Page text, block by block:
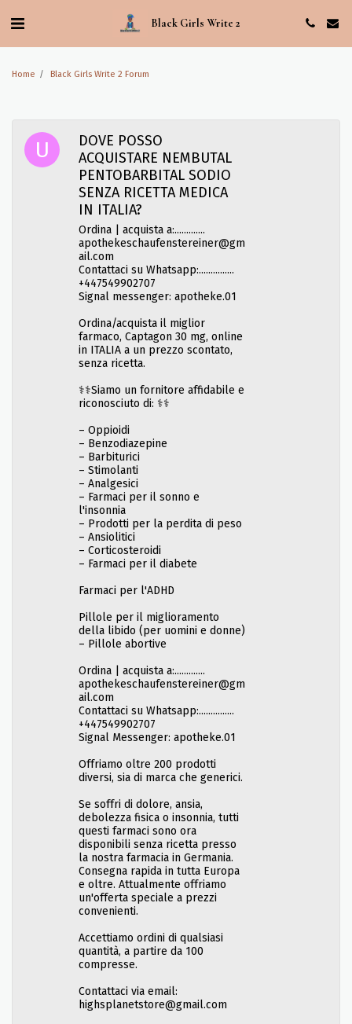
Black Girls Write 2
Home Black Girls Write 2 Forum
DOVE POSSO
ACQUISTARE NEMBUTAL
PENTOBARBITAL SODIO
SENZA RICETTA MEDICA
IN ITALIA?
Ordina | acquista a:.............
apothekeschaufenstereiner@gm
ail.com
Contattaci su Whatsapp:...............
+447549902707
Signal messenger: apotheke.01
Ordina/acquista il miglior
farmaco, Captagon 30 mg, online
in ITALIA a un prezzo scontato,
senza ricetta.
⚕️⚕️Siamo un fornitore affidabile e
riconosciuto di: ⚕️⚕️
– Oppioidi
– Benzodiazepine
– Barbiturici
– Stimolanti
– Analgesici
– Farmaci per il sonno e
l'insonnia
– Prodotti per la perdita di peso
– Ansiolitici
– Corticosteroidi
– Farmaci per il diabete
Farmaci per l'ADHD
Pillole per il miglioramento
della libido (per uomini e donne)
– Pillole abortive
Ordina | acquista a:.............
apothekeschaufenstereiner@gm
ail.com
Contattaci su Whatsapp:...............
+447549902707
Signal Messenger: apotheke.01
Offriamo oltre 200 prodotti
diversi, sia di marca che generici.
Se soffri di dolore, ansia,
debolezza fisica o insonnia, tutti
questi farmaci sono ora
disponibili senza ricetta presso
la nostra farmacia in Germania.
Consegna rapida in tutta Europa
e oltre. Attualmente offriamo
un'offerta speciale a prezzi
convenienti.
Accettiamo ordini di qualsiasi
quantità, a partire da 100
compresse.
Contattaci via email:
highsplanetstore@gmail.com